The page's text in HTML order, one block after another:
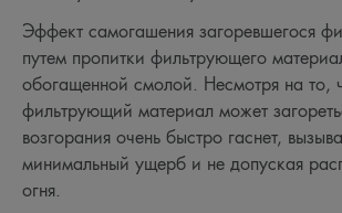
Эффект самогашения загоревшегося
путем пропитки фильтрующего
обогащенной смолой. Несмотря на то,
фильтрующий материал может
возгорания очень быстро гаснет,
минимальный ущерб и не допуская
огня.